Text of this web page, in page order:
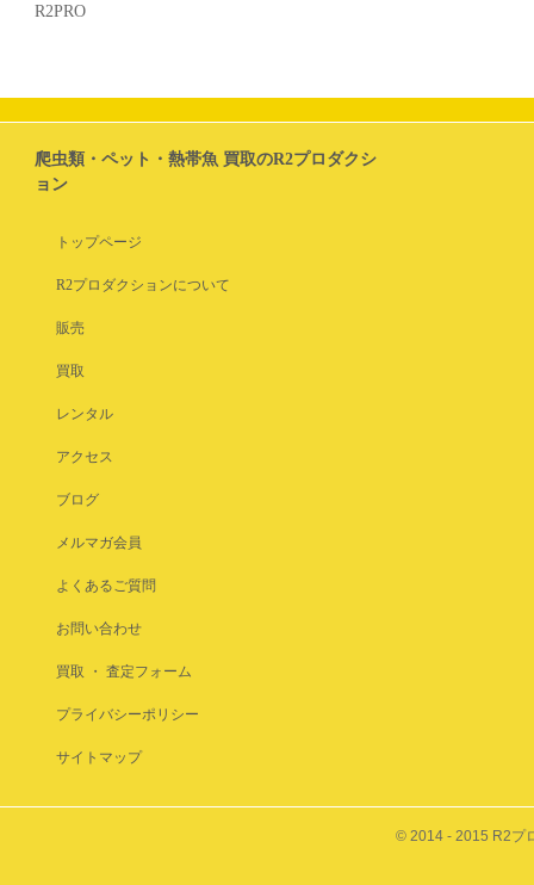
R2PRO
爬虫類・ペット・熱帯魚 買取のR2プロダクシ
ョン
トップページ
R2プロダクションについて
販売
買取
レンタル
アクセス
ブログ
メルマガ会員
よくあるご質問
お問い合わせ
買取 ・ 査定フォーム
プライバシーポリシー
サイトマップ
© 2014 - 2015 R2プ